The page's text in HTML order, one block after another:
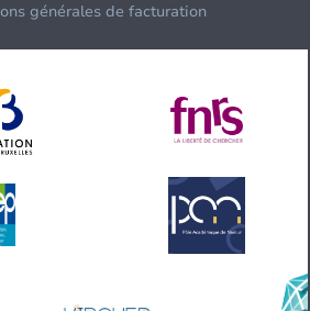
générales de facturation